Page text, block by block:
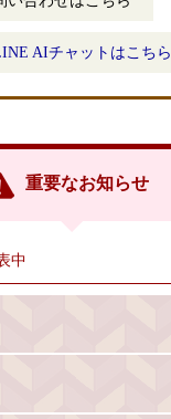
AIチャットはこちら
重要なお知らせ
中